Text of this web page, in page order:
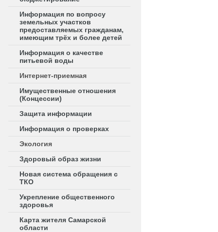
Информация по вопросу
земельных участков
предоставляемых гражданам,
имеющим трёх и более детей
Информация о качестве
питьевой воды
Интернет-приемная
Имущественные отношения
(Концессии)
Защита информации
Информация о проверках
Экология
Здоровый образ жизни
Новая система обращения с
ТКО
Укрепление общественного
здоровья
Карта жителя Самарской
области